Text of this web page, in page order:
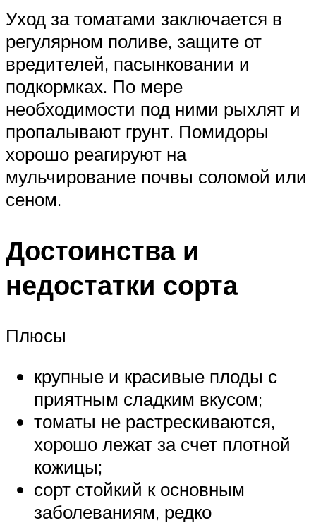
Уход за томатами заключается в
регулярном поливе, защите от
вредителей, пасынковании и
подкормках. По мере
необходимости под ними рыхлят и
пропалывают грунт. Помидоры
хорошо реагируют на
мульчирование почвы соломой или
сеном.
Достоинства и
недостатки сорта
Плюсы
крупные и красивые плоды с
приятным сладким вкусом;
томаты не растрескиваются,
хорошо лежат за счет плотной
кожицы;
сорт стойкий к основным
заболеваниям, редко